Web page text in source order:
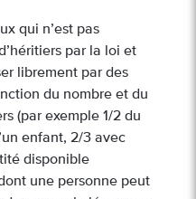
qui n’est pas
par la loi et
librement par des
du nombre et du
(par exemple 1/2 du
enfant, 2/3 avec
disponible
une personne peut